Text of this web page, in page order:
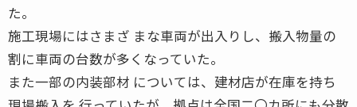
た。
施工現場にはさまざ まな車両が出入りし、搬入物量の
割に車両の台数が多くなっていた。
また一部の内装部材 については、建材店が在庫を持ち